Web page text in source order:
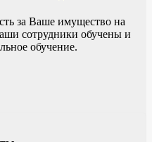
за Ваше имущество на
сотрудники обучены и
обучение.